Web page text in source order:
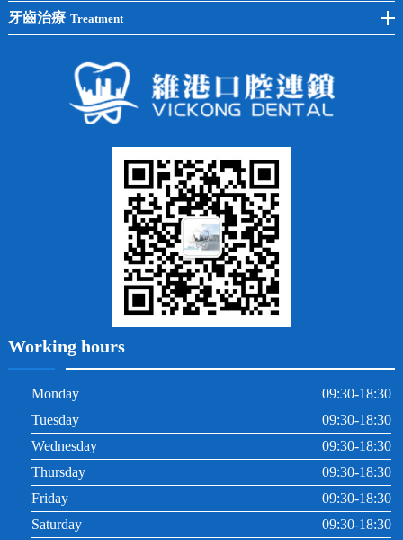
半口種植
全口種植
黃黑牙
常見問題
兒童矯正
牙列不齊
全瓷牙
牙齒治療 Treatment
牙齦出血
Working hours
Monday
09:30-18:30
Tuesday
09:30-18:30
Wednesday
09:30-18:30
Thursday
09:30-18:30
Friday
09:30-18:30
Saturday
09:30-18:30